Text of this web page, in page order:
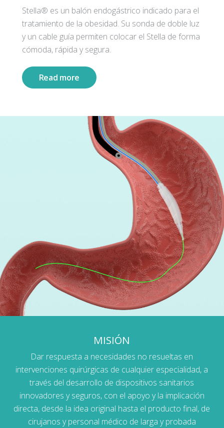
Stella® es un balón endogástrico indicado para el
tratamiento de la obesidad. Su sonda de doble luz
y un cable guía permiten colocar el Stella de forma
cómoda, rápida y segura.
Read more
MISIÓN
Dar respuesta a necesidades no resueltas en
intervenciones quirúrgicas de cualquier especialidad, a
través del desarrollo de dispositivos sanitarios
innovadores y seguros, con el apoyo y la implicación
directa, desde la idea original hasta el producto final, de
cirujanos y personal médico de larga y probada